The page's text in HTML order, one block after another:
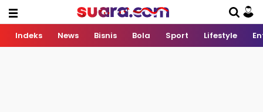
Indeks News Bisnis Bola Sport Lifestyle